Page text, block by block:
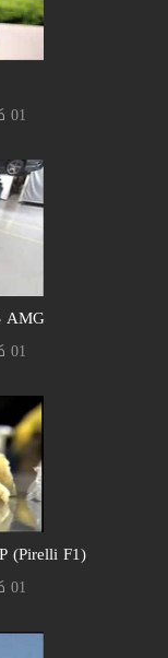
01 كانون الثاني 2013, 12:00 ص
AMG
01 كانون الثاني 2013, 12:00 ص
(Pirelli F1)
01 كانون الثاني 2013, 12:00 ص